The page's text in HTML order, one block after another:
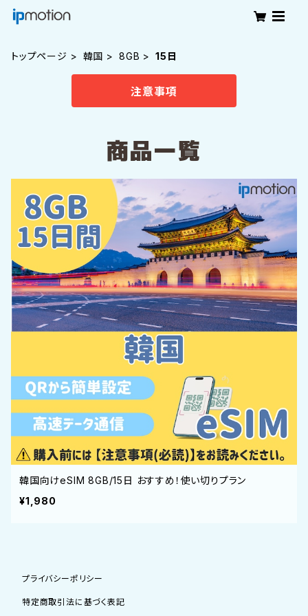
トップページ 韓国 8GB 15日
注意事項
商品一覧
韓国向けeSIM 8GB/15日 おすすめ！使い切りプラン
¥1,980
プライバシーポリシー
特定商取引法に基づく表記